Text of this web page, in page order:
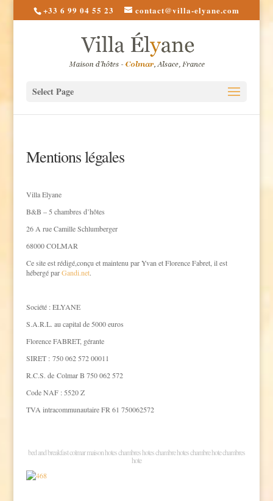
+33 6 99 04 55 23 contact@villa-elyane.com
Select Page
Mentions légales
Villa Elyane
B&B – 5 chambres d’hôtes
26 A rue Camille Schlumberger
68000 COLMAR
Ce site est rédigé,conçu et maintenu par Yvan et Florence Fabret, il est
hébergé parGandi.net.
Société : ELYANE
S.A.R.L. au capital de 5000 euros
Florence FABRET, gérante
SIRET : 750 062 572 00011
R.C.S. de Colmar B 750 062 572
Code NAF : 5520 Z
TVA intracommunautaire FR 61 750062572
bed and breakfast colmar maison hotes chambres hotes chambre hotes chambre hote chambres
hote